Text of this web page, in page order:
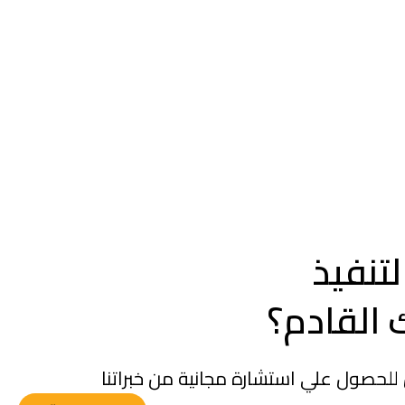
علي استشارة مجانية من خبراتنا